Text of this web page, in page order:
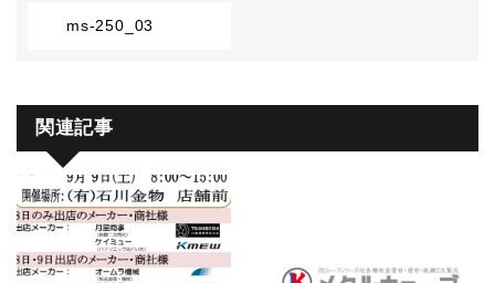
ms-250_03
関連記事